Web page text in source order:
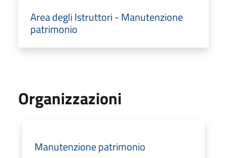
Area degli Istruttori - Manutenzione
patrimonio
Organizzazioni
Manutenzione patrimonio